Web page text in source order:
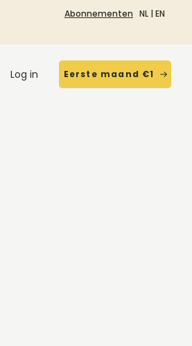
Abonnementen NL | EN
Log in Eerste maand €1